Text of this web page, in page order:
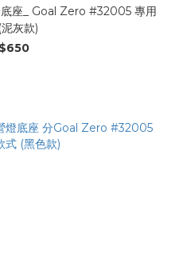
座_ Goal Zero #32005 專用
灰款)